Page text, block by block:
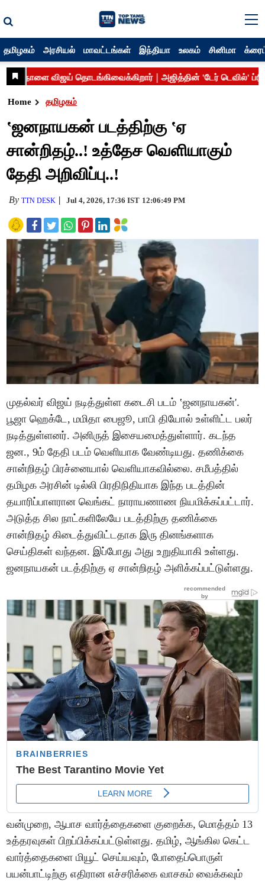
தமிழகம் அரசியல் மாவட்டங்கள் இந்தியா உலகம் சினிமா
Home தமிழகம்
‛ஜனநாயகன் படத்திற்கு ‛ஏ
சான்றிதழ்..! உத்தேச வெளியாகும்
தேதி அறிவிப்பு..!
ByTTN DESK Jul 4, 2026, 17:36 IST 12:06:49 PM
முதல்வர் விஜய் நடித்துள்ள கடைசி படம் ‛ஜனநாயகன்'.
பூஜா ஹெக்டே, மமிதா பைஜூ, பாபி தியோல் உள்ளிட்ட பலர்
நடித்துள்ளனர். அனிருத் இசையமைத்துள்ளார். கடந்த
ஜன., 9ம் தேதி படம் வெளியாக வேண்டியது. தணிக்கை
சான்றிதழ் பிரச்னையால் வெளியாகவில்லை. சமீபத்தில்
தமிழக அரசின் டில்லி பிரதிநிதியாக இந்த படத்தின்
தயாரிப்பாளரான வெங்கட் நாராயணாண நியமிக்கப்பட்டார்.
அடுத்த சில நாட்களிலேயே படத்திற்கு தணிக்கை
சான்றிதழ் கிடைத்துவிட்டதாக இரு தினங்களாக
செய்திகள் வந்தன. இப்போது அது உறுதியாகி உள்ளது.
ஜனநாயகன் படத்திற்கு ஏ சான்றிதழ் அளிக்கப்பட்டுள்ளது.
வன்முறை, ஆபாச வார்த்தைகளை குறைக்க, மொத்தம் 13
உத்தரவுகள் பிறப்பிக்கப்பட்டுள்ளது. தமிழ், ஆங்கில கெட்ட
வார்த்தைகளை மியூட் செய்யவும், போதைப்பொருள்
பயன்பாட்டிற்கு எதிரான எச்சரிக்கை வாசகம் வைக்கவும்